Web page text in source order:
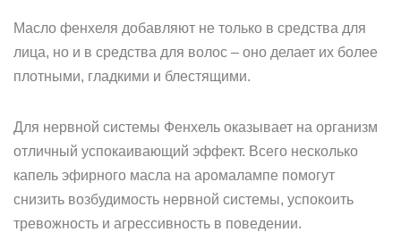
Масло фенхеля добавляют не только в средства для
лица, но и в средства для волос – оно делает их более
плотными, гладкими и блестящими.
Для нервной системы Фенхель оказывает на организм
отличный успокаивающий эффект. Всего несколько
капель эфирного масла на аромалампе помогут
снизить возбудимость нервной системы, успокоить
тревожность и агрессивность в поведении.